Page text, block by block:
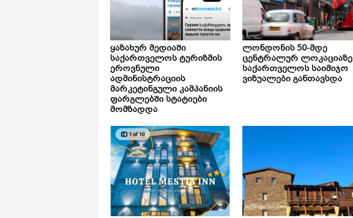
ყაზახურ მედიაში
საქართველოს ტურიზმის
ეროვნული
ადმინისტრაციის
მარკეტინგული კამპანიის
ფარგლებში სტატიები
მომზადდა
ლონდონის 50-მდე
ცენტრალურ ლოკაციაზე
საქართველოს საიმიჯო
ვიზუალები განთავსდა